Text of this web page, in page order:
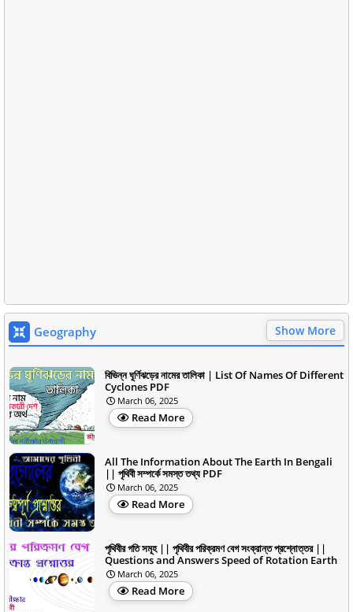
Geography Show More
বিভিন্ন ঘূর্ণিঝড়ের নামের তালিকা | List Of Names Of Different
Cyclones PDF
March 06, 2025
Read More
All The Information About The Earth In Bengali
|| পৃথিবী সম্পর্কে সমস্ত তথ্য PDF
March 06, 2025
Read More
পৃথিবীর গতি সমূহ || পৃথিবীর পরিক্রমণ বেগ সংক্রান্ত প্রশ্নোত্তর ||
Questions and Answers Speed of Rotation Earth
March 06, 2025
Read More